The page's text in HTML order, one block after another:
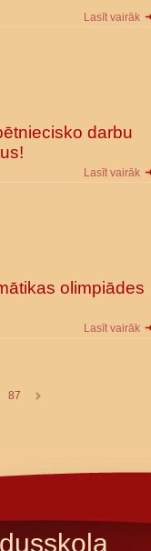
Lasīt vairāk
darbu
Lasīt vairāk
olimpiādes
Lasīt vairāk
87